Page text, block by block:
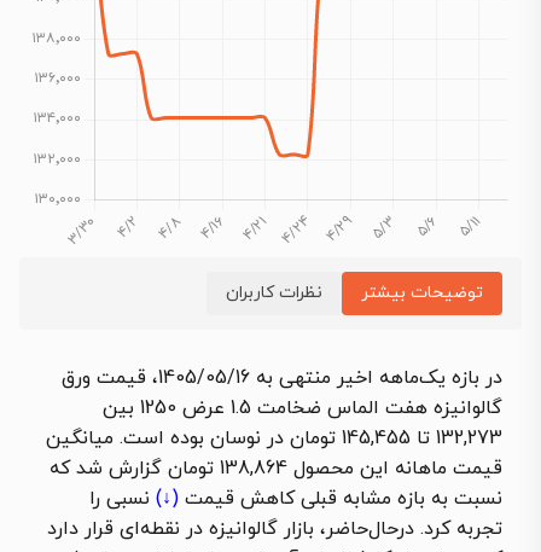
توضیحات بیشتر نظرات کاربران
در بازه یک‌ماهه اخیر منتهی به 1405/05/16، قیمت ورق
گالوانیزه هفت الماس ضخامت 1.5 عرض 1250 بین
132,273 تا 145,455 تومان در نوسان بوده است. میانگین
قیمت ماهانه این محصول 138,864 تومان گزارش شد که
نسبت به بازه مشابه قبلیکاهش قیمت (↓) نسبی را
تجربه کرد. درحال‌حاضر، بازار گالوانیزه در نقطه‌ای قرار دارد